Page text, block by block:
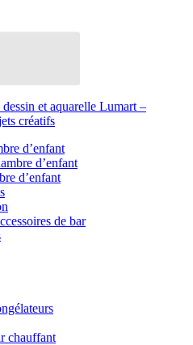
et aquarelle Lumart –
créatifs
d’enfant
d’enfant
d’enfant
de bar
chauffant